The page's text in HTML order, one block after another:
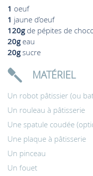
1 oeuf
1 jaune d’oeuf
120gde pépites de
20geau
20gsucre
MATÉRIEL
Un robot pâtissier (ou
Un rouleau à pâtisserie
Une spatule coudée
Une plaque à pâtisserie
Un pinceau
Un fouet